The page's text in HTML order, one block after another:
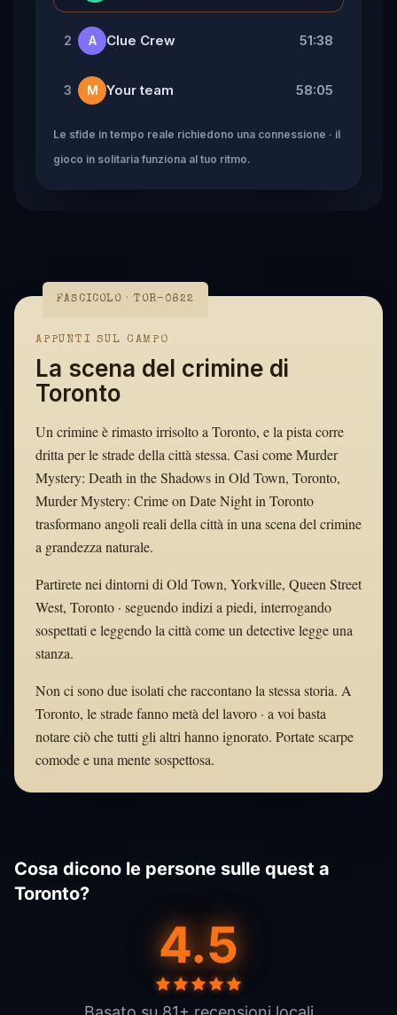
2 A Clue Crew 51:38
3 M Your team 58:05
Le sfide in tempo reale richiedono una connessione · il
gioco in solitaria funziona al tuo ritmo.
FASCICOLO · TOR-0822
APPUNTI SUL CAMPO
La scena del crimine di
Toronto
Un crimine è rimasto irrisolto a Toronto, e la pista corre
dritta per le strade della città stessa. Casi come Murder
Mystery: Death in the Shadows in Old Town, Toronto,
Murder Mystery: Crime on Date Night in Toronto
trasformano angoli reali della città in una scena del crimine
a grandezza naturale.
Partirete nei dintorni di Old Town, Yorkville, Queen Street
West, Toronto · seguendo indizi a piedi, interrogando
sospettati e leggendo la città come un detective legge una
stanza.
Non ci sono due isolati che raccontano la stessa storia. A
Toronto, le strade fanno metà del lavoro · a voi basta
notare ciò che tutti gli altri hanno ignorato. Portate scarpe
comode e una mente sospettosa.
Cosa dicono le persone sulle quest a
Toronto?
4.5